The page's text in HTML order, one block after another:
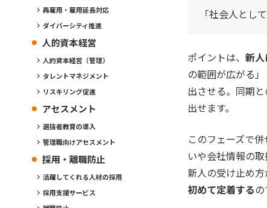
「社会人とし
ポイントは、 新
の範囲が広がる
出させる。同期
出せます。
このフェーズで
いや会社情報の
新人の受け止め方
初めて定着する
再雇用・雇用延長対応
ダイバーシティ推進
人的資本経営
人的資本経営（管理）
タレントマネジメント
リスキリング促進
アセスメント
選抜者教育の導入
管理職向けアセスメント
採用・離職防止
活躍してくれる人材の採用
採用支援サービス